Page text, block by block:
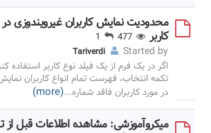
محدودیت نمایش کاربران غیرویندوزی
کاربر 477
Started by
Tariverdi
اگر در یک فرم از یک فیلد نوع کاربر استفاده
تکمه انتخاب، فهرست تمام انواع کاربران
در مورد کاربران فاقد شماره...
(more)
میکروآموزشی: مشاهده اطلاعات قبل